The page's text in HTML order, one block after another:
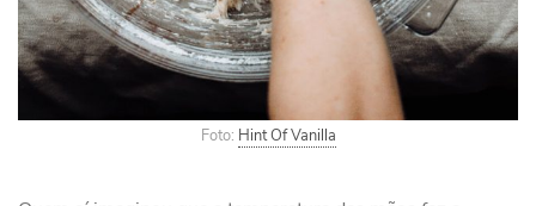
Foto: Hint Of Vanilla